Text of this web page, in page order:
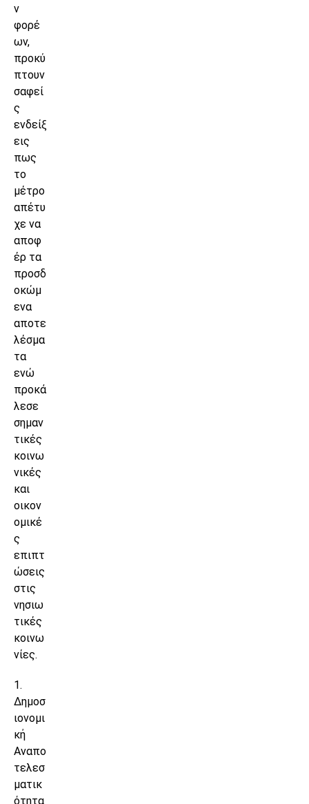
ν
φορέ
ων,
προκύ
πτουν
σαφεί
ς
ενδείξ
εις
πως
το
μέτρο
απέτυ
χε να
αποφ
έρ τα
προσδ
οκώμ
ενα
αποτε
λέσμα
τα
ενώ
προκά
λεσε
σημαν
τικές
κοινω
νικές
και
οικον
ομικέ
ς
επιπτ
ώσεις
στις
νησιω
τικές
κοινω
νίες.
1.
Δημοσ
ιονομι
κή
Αναπο
τελεσ
ματικ
ότητα